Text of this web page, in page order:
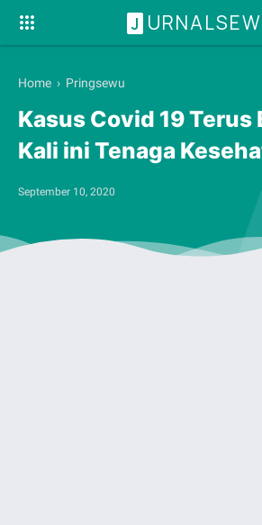
J
Home › Pringsewu
Kasus Covid 19 Terus
Kali ini Tenaga
September 10, 2020